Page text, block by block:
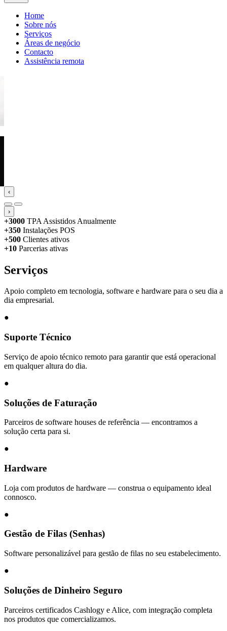
Home
Sobre nós
Serviços
Áreas de negócio
Contacto
Assistência remota
‹
›
+3000 TPA Assistidos Anualmente
+350 Instalações POS
+500 Clientes ativos
+10 Parcerias ativas
Serviços
Apoio completo em tecnologia, software e hardware para o seu dia a
dia empresarial.
●
Suporte Técnico
Serviço de apoio técnico remoto para garantir que está operacional
em qualquer altura do dia.
●
Soluções de Faturação
Parceiros de software houses de referência — encontramos a
solução certa para si.
●
Hardware
Loja com produtos de hardware — construa o equipamento ideal
connosco.
●
Gestão de Filas (Senhas)
Software personalizável para gestão de filas no seu estabelecimento.
●
Soluções de Dinheiro Seguro
Parceiros certificados Cashlogy e Alice, com integração completa
nos produtos que comercializamos.